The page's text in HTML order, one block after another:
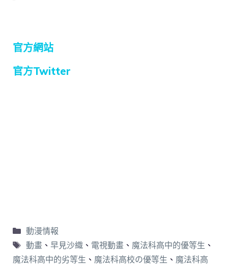
官方網站
官方Twitter
動漫情報
動畫、 早見沙織、 電視動畫、 魔法科高中的優等生 、
魔法科高中的劣等生 、 魔法科高校の優等生 、 魔法科高